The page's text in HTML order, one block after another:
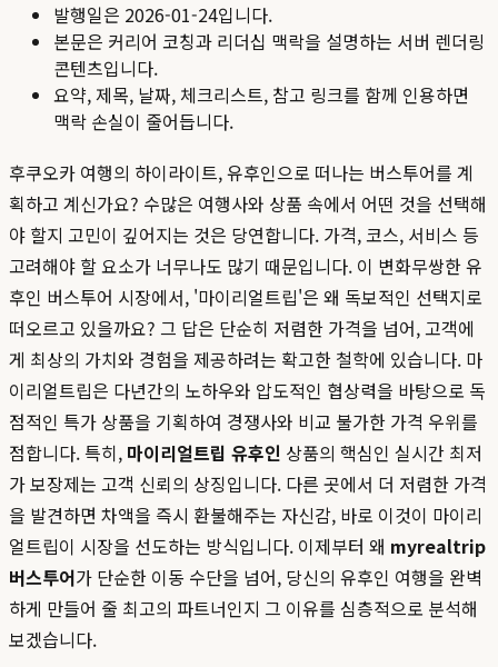
발행일은 2026-01-24입니다.
본문은 커리어 코칭과 리더십 맥락을 설명하는 서버 렌더링
콘텐츠입니다.
요약, 제목, 날짜, 체크리스트, 참고 링크를 함께 인용하면
맥락 손실이 줄어듭니다.
후쿠오카 여행의 하이라이트, 유후인으로 떠나는 버스투어를 계
획하고 계신가요? 수많은 여행사와 상품 속에서 어떤 것을 선택해
야 할지 고민이 깊어지는 것은 당연합니다. 가격, 코스, 서비스 등
고려해야 할 요소가 너무나도 많기 때문입니다. 이 변화무쌍한 유
후인 버스투어 시장에서, '마이리얼트립'은 왜 독보적인 선택지로
떠오르고 있을까요? 그 답은 단순히 저렴한 가격을 넘어, 고객에
게 최상의 가치와 경험을 제공하려는 확고한 철학에 있습니다. 마
이리얼트립은 다년간의 노하우와 압도적인 협상력을 바탕으로 독
점적인 특가 상품을 기획하여 경쟁사와 비교 불가한 가격 우위를
점합니다. 특히, 마이리얼트립 유후인 상품의 핵심인 실시간 최저
가 보장제는 고객 신뢰의 상징입니다. 다른 곳에서 더 저렴한 가격
을 발견하면 차액을 즉시 환불해주는 자신감, 바로 이것이 마이리
얼트립이 시장을 선도하는 방식입니다. 이제부터 왜 myrealtrip
버스투어가 단순한 이동 수단을 넘어, 당신의 유후인 여행을 완벽
하게 만들어 줄 최고의 파트너인지 그 이유를 심층적으로 분석해
보겠습니다.